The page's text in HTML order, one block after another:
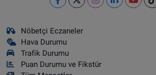
Nöbetçi Eczaneler
Hava Durumu
Trafik Durumu
Puan Durumu ve Fikstür